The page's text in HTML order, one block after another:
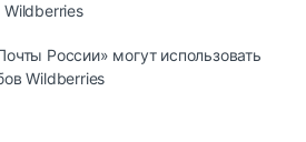
России» могут использовать
Wildberries